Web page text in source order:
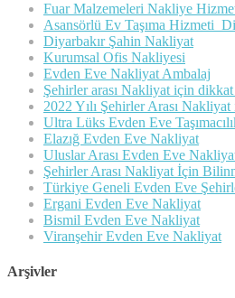
Fuar Malzemeleri Nakliye
Asansörlü Ev Taşıma Hizmeti
Diyarbakır Şahin Nakliyat
Kurumsal Ofis Nakliyesi
Evden Eve Nakliyat Ambalaj
Şehirler arası Nakliyat için
2022 Yılı Şehirler Arası
Ultra Lüks Evden Eve
Elazığ Evden Eve Nakliyat
Uluslar Arası Evden Eve
Şehirler Arası Nakliyat İçin
Türkiye Geneli Evden Eve
Ergani Evden Eve Nakliyat
Bismil Evden Eve Nakliyat
Viranşehir Evden Eve Nakliyat
Arşivler